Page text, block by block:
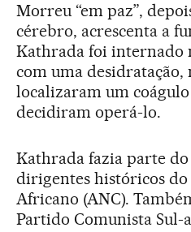
Morreu “em paz”,
cérebro, acrescenta a
Kathrada foi internado
com uma desidratação,
localizaram um
decidiram operá-lo.
Kathrada fazia parte
dirigentes históricos do
Africano (ANC).
Partido Comunista Sul-